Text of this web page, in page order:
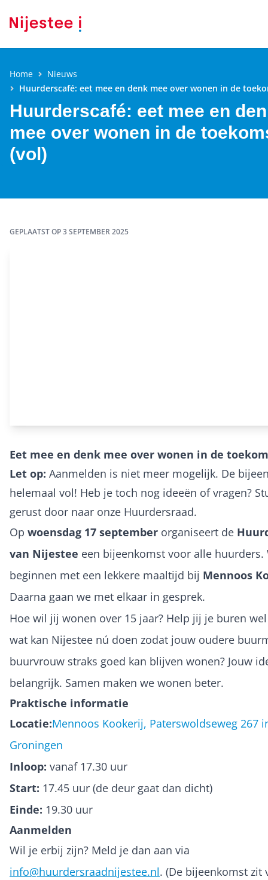
Home
Nieuws
Huurderscafé: eet mee en denk mee over wonen in de
Huurderscafé: eet mee en
mee over wonen in de
(vol)
GEPLAATST OP3 SEPTEMBER 2025
Eet mee en denk mee over wonen in de
Let op: Aanmelden is niet meer mogelijk. De
helemaal vol! Heb je toch nog ideeën of vragen?
gerust door naar onze Huurdersraad.
Op woensdag 17 september organiseert de
van Nijestee een bijeenkomst voor alle huurders.
beginnen met een lekkere maaltijd bij Mennoos
Daarna gaan we met elkaar in gesprek.
Hoe wil jij wonen over 15 jaar? Help jij je buren wel
wat kan Nijestee nú doen zodat jouw oudere
buurvrouw straks goed kan blijven wonen? Jouw
belangrijk. Samen maken we wonen beter.
Praktische informatie
Locatie:Mennoos Kookerij, Paterswoldseweg 267
Groningen
Inloop: vanaf 17.30 uur
Start: 17.45 uur (de deur gaat dan dicht)
Einde: 19.30 uur
Aanmelden
Wil je erbij zijn? Meld je dan aan via
info@huurdersraadnijestee.nl. (De bijeenkomst zit